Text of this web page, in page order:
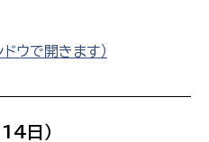
ウで開きます）
日）